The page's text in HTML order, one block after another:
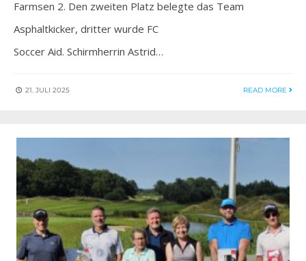
Farmsen 2. Den zweiten Platz belegte das Team
Asphaltkicker, dritter wurde FC
Soccer Aid. Schirmherrin Astrid…
21. JULI 2025 READ MORE